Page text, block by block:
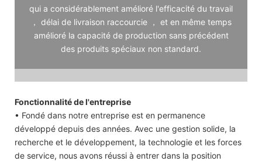
qui a considérablement amélioré l'efficacité du travail
， délai de livraison raccourcie ， et en même temps
amélioré la capacité de production sans précédent
des produits spéciaux non standard.
Fonctionnalité de l'entreprise
• Fondé dans notre entreprise est en permanence
développé depuis des années. Avec une gestion solide, la
recherche et le développement, la technologie et les forces
de service, nous avons réussi à entrer dans la position